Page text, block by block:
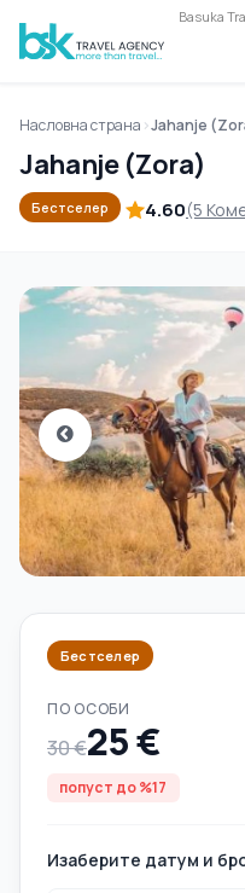
Basuka
Насловна страна Jahanje
Jahanje (Zora)
Бестселер 4.60(5
Бестселер
ПО ОСОБИ
30 €25 €
попуст до %17
Изаберите датум и